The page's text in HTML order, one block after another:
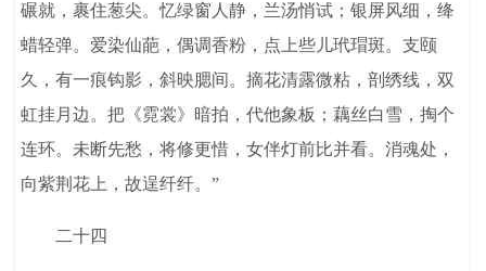
碾就，裹住葱尖。忆绿窗人静，兰汤悄试；银屏风细，绛
蜡轻弹。爱染仙葩，偶调香粉，点上些儿玳瑁斑。支颐
久，有一痕钩影，斜映腮间。摘花清露微粘，剖绣线，双
虹挂月边。把《霓裳》暗拍，代他象板；藕丝白雪，掏个
连环。未断先愁，将修更惜，女伴灯前比并看。消魂处，
向紫荆花上，故逞纤纤。”
二十四